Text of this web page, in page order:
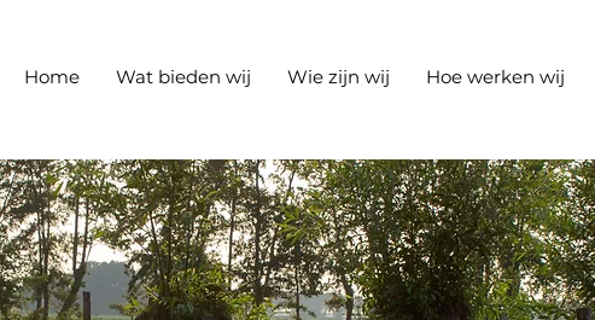
Home Wat bieden wij Wie zijn wij Hoe werken wij